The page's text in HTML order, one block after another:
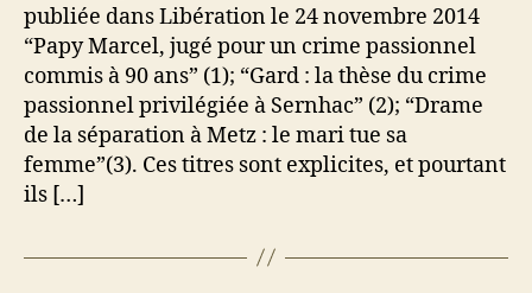
pas
publiée dans Libération le 24 novembre 2014
“Papy Marcel, jugé pour un crime passionnel
commis à 90 ans” (1); “Gard : la thèse du crime
passionnel privilégiée à Sernhac” (2); “Drame
de la séparation à Metz : le mari tue sa
femme”(3). Ces titres sont explicites, et pourtant
ils […]